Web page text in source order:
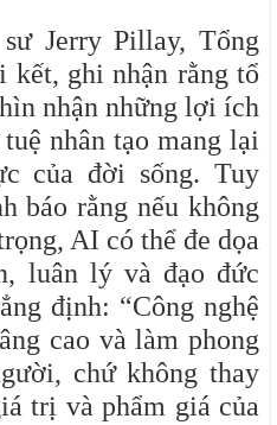
Jerry Pillay, Tổng
ghi nhận rằng tổ
nhận những lợi ích
nhân tạo mang lại
của đời sống. Tuy
báo rằng nếu không
AI có thể đe dọa
luân lý và đạo đức
định: “Công nghệ
cao và làm phong
chứ không thay
trị và phẩm giá của